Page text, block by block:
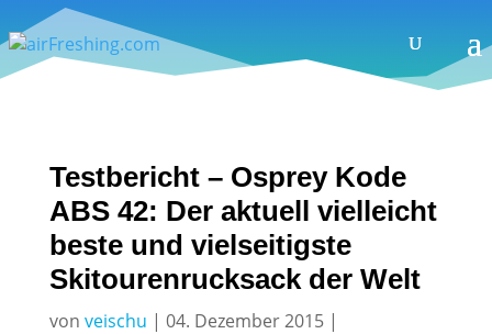
Testbericht – Osprey Kode
ABS 42: Der aktuell vielleicht
beste und vielseitigste
Skitourenrucksack der Welt
von veischu | 04. Dezember 2015|